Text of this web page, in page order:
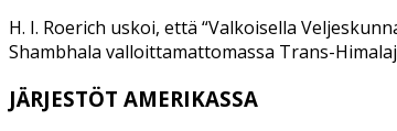
H. I. Roerich uskoi, että “Valkoisella
Shambhala valloittamattomassa Trans-
JÄRJESTÖT AMERIKASSA